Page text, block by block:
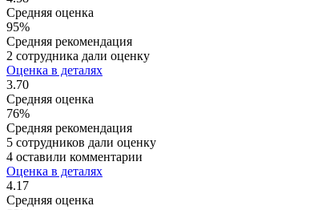
Средняя оценка
95%
Средняя рекомендация
2 сотрудника дали оценку
Оценка в деталях
3.70
Средняя оценка
76%
Средняя рекомендация
5 сотрудников дали оценку
4 оставили комментарии
Оценка в деталях
4.17
Средняя оценка